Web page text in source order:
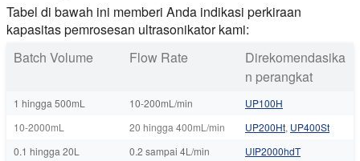
Tabel di bawah ini memberi Anda indikasi perkiraan
kapasitas pemrosesan ultrasonikator kami:
Batch Volume
Flow Rate
Direkomendasika
n perangkat
1 hingga 500mL 10-200mL/min
UP100H
10-2000mL
20 hingga 400mL/min UP200Ht, UP400St
0.1 hingga 20L
0.2 sampai 4L/min
UIP2000hdT